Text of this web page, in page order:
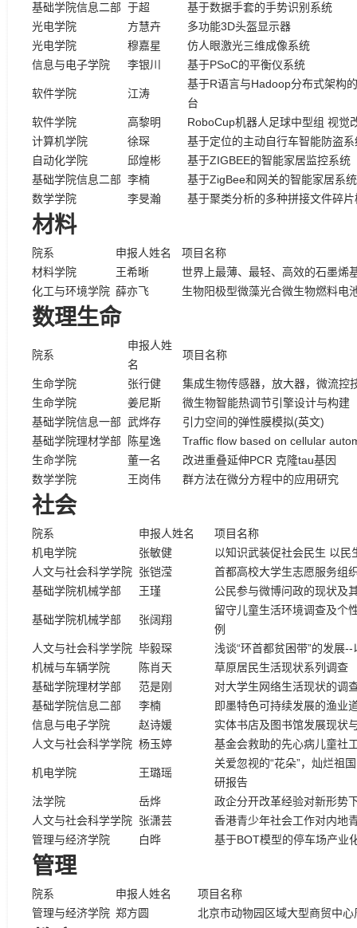
基础学院信息二部 于超
基于数据手套的手势识别系统
光电学院
方慧卉
多功能3D头盔显示器
光电学院
穆嘉星
仿人眼激光三维成像系统
信息与电子学院
李银川 基于PSoC的平衡仪系统
软件学院 江涛
基于R语言与Hadoop分布式架构
台
软件学院
高黎明
RoboCup机器人足球中型组 视觉
计算机学院
徐琛
基于定位的主动自行车智能防盗系
自动化学院
邱煌彬
基于ZIGBEE的智能家居监控系统
基础学院信息二部 李楠
基于ZigBee和网关的智能家居系
数学学院
李旻瀚 基于聚类分析的多种拼接文件碎片
材料
院系 申报人姓名
项目名称
材料学院
王希晰
世界上最薄、最轻、高效的石墨烯
化工与环境学院 薛亦飞 生物阳极型微藻光合微生物燃料电
数理生命
院系
申报人姓
名
项目名称
生命学院 张行健
集成生物传感器，放大器，微流控
生命学院
姜尼斯
微生物智能热调节引擎设计与构建
基础学院信息一部 武烨存
引力空间的弹性膜模拟(英文)
基础学院理材学部
陈星逸
Traffic flow based on cellular
生命学院
董一名
改进重叠延伸PCR 克隆tau基因
数学学院
王岗伟 群方法在微分方程中的应用研究
社会
院系 申报人姓名
项目名称
机电学院
张敏健
以知识武装促社会民生 以民
人文与社会科学学院 张铠滢
首都高校大学生志愿服务组
基础学院机械学部
王瑾 公民参与微博问政的现状
基础学院机械学部 张阔翔
留守儿童生活环境调查及个
例
人文与社会科学学院 毕毅琛
浅谈“环首都贫困带”的发展
机械与车辆学院
陈肖天
草原居民生活现状系列调查
基础学院理材学部
范是刚
对大学生网络生活现状的调
基础学院信息二部
李楠
即墨特色可持续发展的渔业
信息与电子学院
赵诗媛
实体书店及图书馆发展现状
人文与社会科学学院 杨玉婷 基金会救助的先心病儿童社
机电学院 王璐瑶
关爱忽视的“花朵”，灿烂祖
研报告
法学院
岳烨
政企分开改革经验对新形势
人文与社会科学学院 张潇芸
香港青少年社会工作对内
管理与经济学院
白晔 基于BOT模型的停车场产业
管理
院系 申报人姓名
项目名称
管理与经济学院 郑方圆 北京市动物园区域大型商贸中